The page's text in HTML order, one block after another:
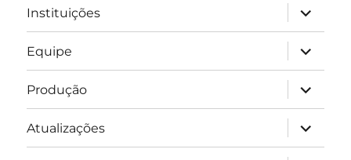
Instituições
expandir
Equipe
expandir
Produção
expandir
Atualizações
expandir